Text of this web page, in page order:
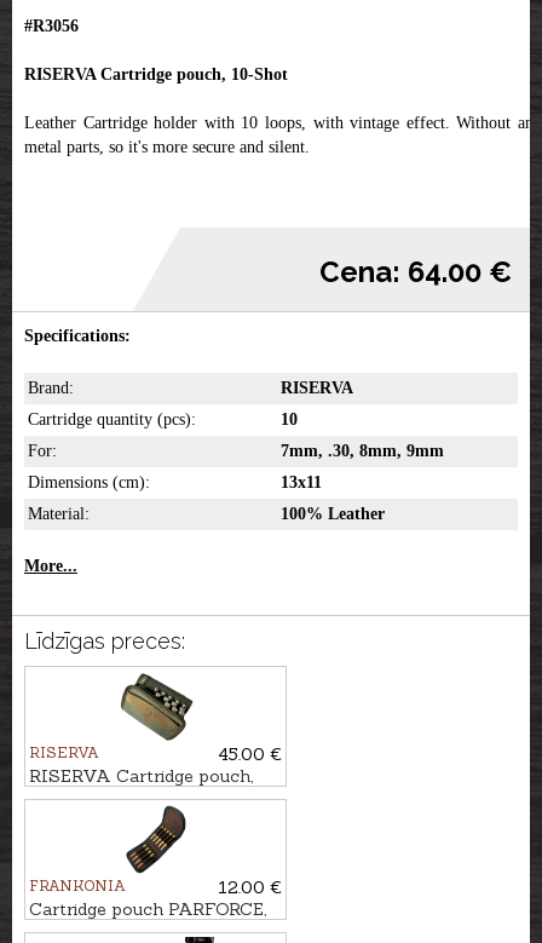
#R3056
RISERVA Cartridge pouch, 10-Shot
Leather Cartridge holder with 10 loops, with vintage effect. Without any
metal parts, so it's more secure and silent.
Cena: 64.00 €
Specifications:
Brand:
RISERVA
Cartridge quantity (pcs):
10
For:
7mm, .30, 8mm, 9mm
Dimensions (cm):
13x11
Material:
100% Leather
More...
Līdzīgas preces:
RISERVA
45.00 €
RISERVA Cartridge pouch,
20-Shot
FRANKONIA
12.00 €
Cartridge pouch PARFORCE,
9-Shot